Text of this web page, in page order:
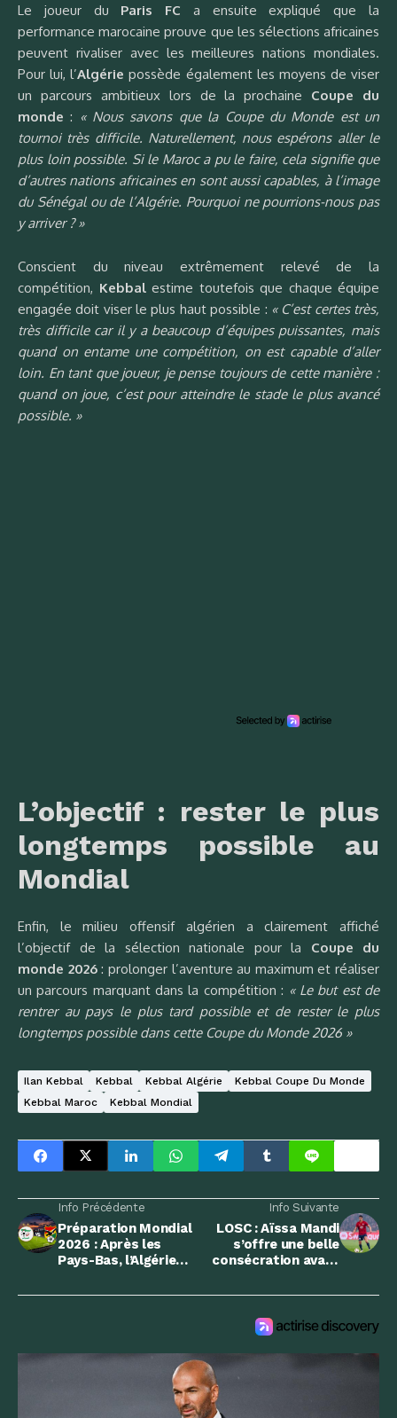
Le joueur du Paris FC a ensuite expliqué que la
performance marocaine prouve que les sélections africaines
peuvent rivaliser avec les meilleures nations mondiales.
Pour lui, l’Algérie possède également les moyens de viser
un parcours ambitieux lors de la prochaine Coupe du
monde: « Nous savons que la Coupe du Monde est un
tournoi très difficile. Naturellement, nous espérons aller le
plus loin possible. Si le Maroc a pu le faire, cela signifie que
d’autres nations africaines en sont aussi capables, à l’image
du Sénégal ou de l’Algérie. Pourquoi ne pourrions-nous pas
y arriver ? »
Conscient du niveau extrêmement relevé de la
compétition, Kebbalestime toutefois que chaque équipe
engagée doit viser le plus haut possible : « C’est certes très,
très difficile car il y a beaucoup d’équipes puissantes, mais
quand on entame une compétition, on est capable d’aller
loin. En tant que joueur, je pense toujours de cette manière :
quand on joue, c’est pour atteindre le stade le plus avancé
possible. »
L’objectif : rester le plus
longtemps possible au
Mondial
Enfin, le milieu offensif algérien a clairement affiché
l’objectif de la sélection nationale pour la Coupe du
monde 2026: prolonger l’aventure au maximum et réaliser
un parcours marquant dans la compétition : « Le but est de
rentrer au pays le plus tard possible et de rester le plus
longtemps possible dans cette Coupe du Monde 2026 »
Ilan Kebbal Kebbal Kebbal Algérie
Kebbal Coupe Du Monde
Kebbal Maroc
Kebbal Mondial
Info Précédente
Préparation Mondial
2026 : Après les
Pays-Bas, l’Algérie
adversaire
Info Suivante
LOSC : Aïssa Mandi
s’offre une belle
consécration avant